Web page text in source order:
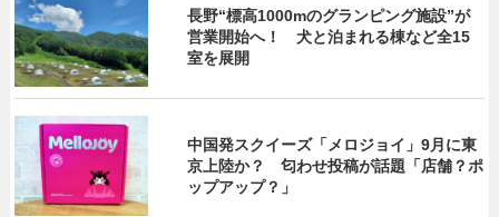
長野“標高1000mのグランピング施設”が
営業開始へ！ 犬と泊まれる棟など全15
室を展開
中国発スクイーズ「メロジョイ」9月に東
京上陸か？ 匂わせ投稿が話題「店舗？ポ
ップアップ？」